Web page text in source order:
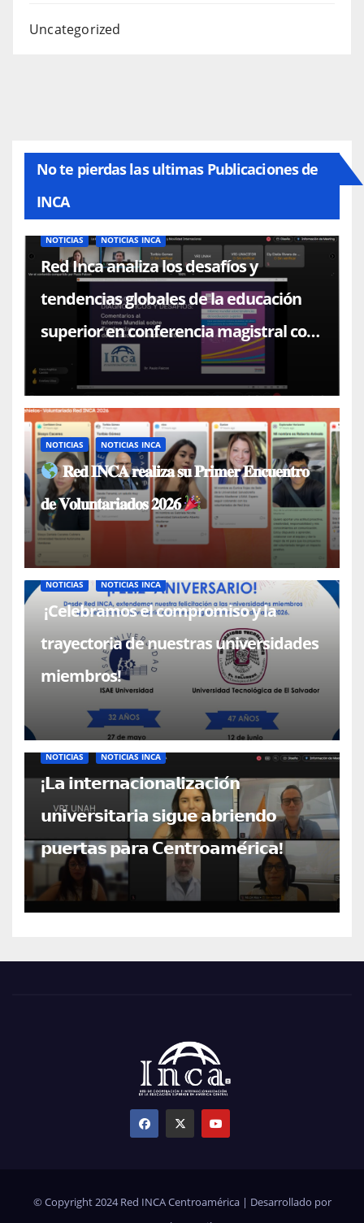
Uncategorized
No te pierdas las ultimas Publicaciones de
INCA
NOTICIAS NOTICIAS INCA
Red Inca analiza los desafíos y
tendencias globales de la educación
superior en conferencia magistral con
el Dr. Paulo Falcón
NOTICIAS NOTICIAS INCA
𝐑𝐞𝐝 𝐈𝐍𝐂𝐀 𝐫𝐞𝐚𝐥𝐢𝐳𝐚 𝐬𝐮 𝐏𝐫𝐢𝐦𝐞𝐫 𝐄𝐧𝐜𝐮𝐞𝐧𝐭𝐫𝐨
𝐝𝐞 𝐕𝐨𝐥𝐮𝐧𝐭𝐚𝐫𝐢𝐚𝐝𝐨𝐬 𝟐𝟎𝟐𝟔
NOTICIAS NOTICIAS INCA
¡Celebramos el compromiso y la
trayectoria de nuestras universidades
miembros!
NOTICIAS NOTICIAS INCA
¡𝗟𝗮 𝗶𝗻𝘁𝗲𝗿𝗻𝗮𝗰𝗶𝗼𝗻𝗮𝗹𝗶𝘇𝗮𝗰𝗶𝗼́𝗻
𝘂𝗻𝗶𝘃𝗲𝗿𝘀𝗶𝘁𝗮𝗿𝗶𝗮 𝘀𝗶𝗴𝘂𝗲 𝗮𝗯𝗿𝗶𝗲𝗻𝗱𝗼
𝗽𝘂𝗲𝗿𝘁𝗮𝘀 𝗽𝗮𝗿𝗮 𝗖𝗲𝗻𝘁𝗿𝗼𝗮𝗺𝗲́𝗿𝗶𝗰𝗮!
© Copyright 2024 Red INCA Centroamérica | Desarrollado por